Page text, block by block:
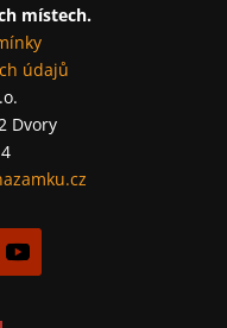
místech.
údajů
Dvory